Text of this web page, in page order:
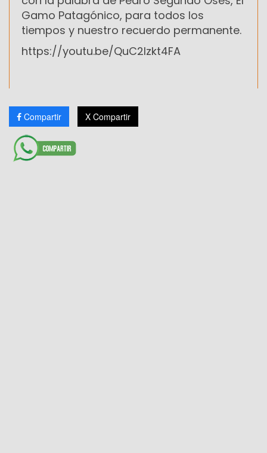
Gamo Patagónico, para todos los
tiempos y nuestro recuerdo permanente.
https://youtu.be/QuC2lzkt4FA
Compartir X Compartir